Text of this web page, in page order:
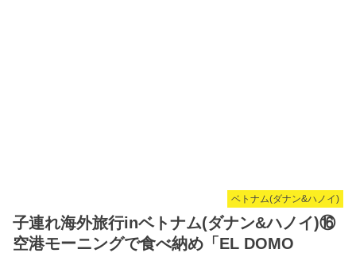
ベトナム(ダナン&ハノイ)
子連れ海外旅行inベトナム(ダナン&ハノイ)⑯
空港モーニングで食べ納め「EL DOMO